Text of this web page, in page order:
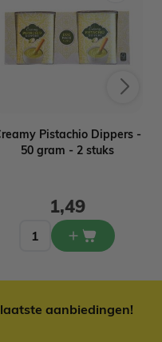
Pistachio Dippers -
50 gram - 2 stuks
1,49
aanbiedingen!